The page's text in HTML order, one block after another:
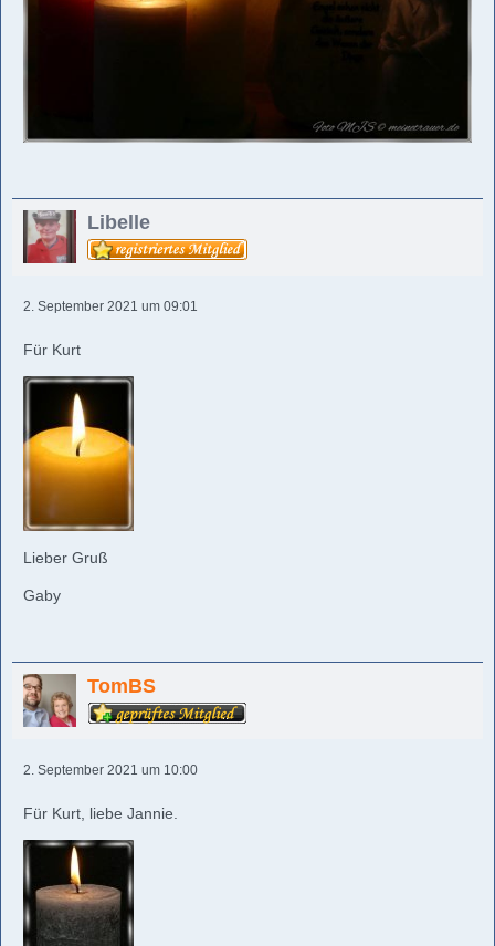
Libelle
2. September 2021 um 09:01
Für Kurt
Lieber Gruß
Gaby
TomBS
2. September 2021 um 10:00
Für Kurt, liebe Jannie.